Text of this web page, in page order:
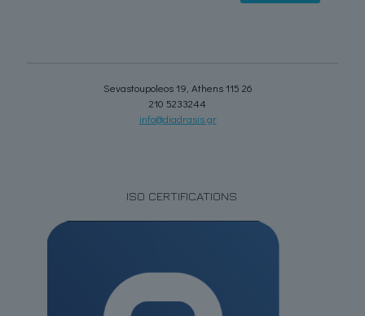
Sevastoupoleos 19, Athens 115 26
210 5233244
info@diadrasis.gr
ISO CERTIFICATIONS